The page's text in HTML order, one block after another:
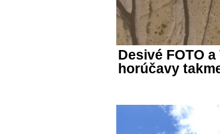
Desivé FOTO
horúčavy